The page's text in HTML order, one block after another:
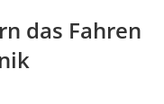
das Fahren